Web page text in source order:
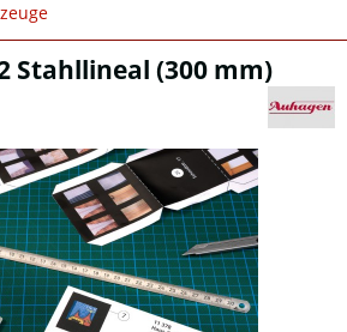
Stahllineal (300 mm)